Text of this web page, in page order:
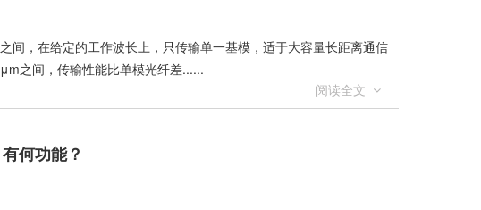
间，在给定的工作波长上，只传输单一基模，适于大容量长距离通信
之间，传输性能比单模光纤差......
阅读全文
何功能？